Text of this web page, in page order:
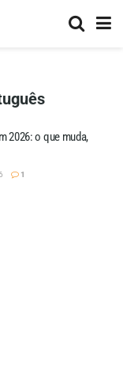
2026: o que muda,
1